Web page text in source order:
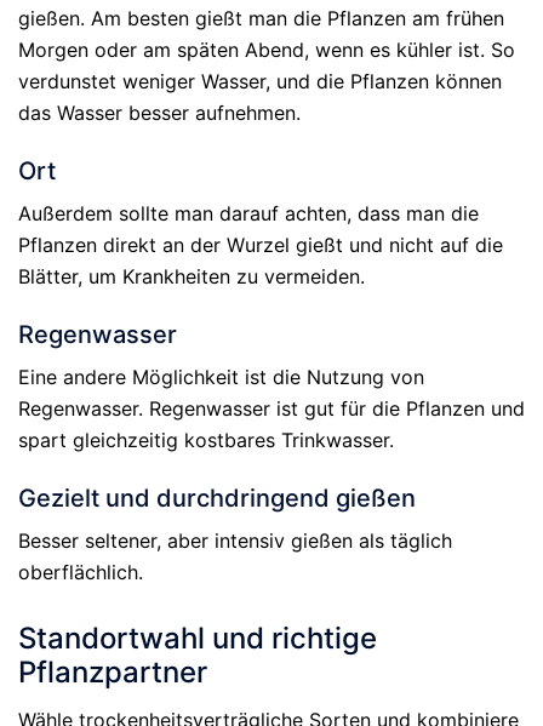
gießen. Am besten gießt man die Pflanzen am frühen
Morgen oder am späten Abend, wenn es kühler ist. So
verdunstet weniger Wasser, und die Pflanzen können
das Wasser besser aufnehmen.
Ort
Außerdem sollte man darauf achten, dass man die
Pflanzen direkt an der Wurzel gießt und nicht auf die
Blätter, um Krankheiten zu vermeiden.
Regenwasser
Eine andere Möglichkeit ist die Nutzung von
Regenwasser. Regenwasser ist gut für die Pflanzen und
spart gleichzeitig kostbares Trinkwasser.
Gezielt und durchdringend gießen
Besser seltener, aber intensiv gießen als täglich
oberflächlich.
Standortwahl und richtige
Pflanzpartner
Wähle trockenheitsverträgliche Sorten und kombiniere